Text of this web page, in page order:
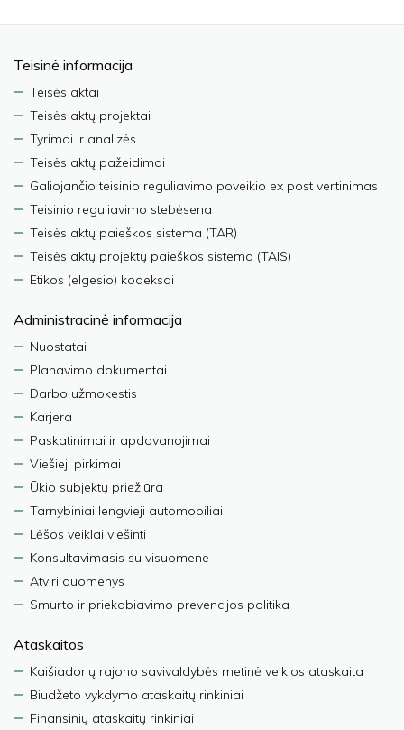
Teisinė informacija
Teisės aktai
Teisės aktų projektai
Tyrimai ir analizės
Teisės aktų pažeidimai
Galiojančio teisinio reguliavimo poveikio ex post vertinimas
Teisinio reguliavimo stebėsena
Teisės aktų paieškos sistema (TAR)
Teisės aktų projektų paieškos sistema (TAIS)
Etikos (elgesio) kodeksai
Administracinė informacija
Nuostatai
Planavimo dokumentai
Darbo užmokestis
Karjera
Paskatinimai ir apdovanojimai
Viešieji pirkimai
Ūkio subjektų priežiūra
Tarnybiniai lengvieji automobiliai
Lėšos veiklai viešinti
Konsultavimasis su visuomene
Atviri duomenys
Smurto ir priekabiavimo prevencijos politika
Ataskaitos
Kaišiadorių rajono savivaldybės metinė veiklos ataskaita
Biudžeto vykdymo ataskaitų rinkiniai
Finansinių ataskaitų rinkiniai